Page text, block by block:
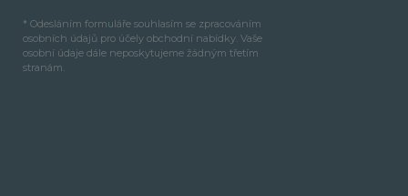
* Odesláním formuláře souhlasím se zpracováním
osobních údajů pro účely obchodní nabídky. Vaše
osobní údaje dále neposkytujeme žádným třetím
stranám.